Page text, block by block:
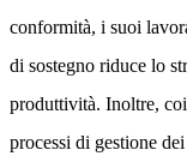
conformità, i suoi
di sostegno riduce lo
produttività. Inoltre,
processi di gestione